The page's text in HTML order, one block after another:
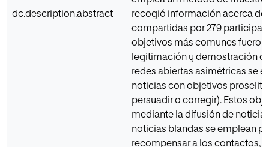
dc.description.abstract
recogió información acerca de
compartidas por 279
objetivos más comunes fueron
legitimación y demostración
redes abiertas asimétricas se
noticias con objetivos
persuadir o corregir). Estos
mediante la difusión de
noticias blandas se emplean
recompensar a los contactos,